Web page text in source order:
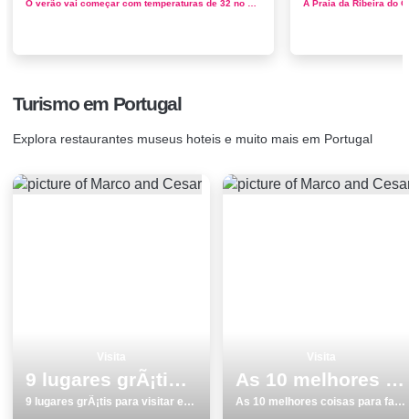
Turismo em Portugal
Explora restaurantes museus hoteis e muito mais em Portugal
9 lugares grÃ¡tis para visitar emÂ Lagoa
9 lugares grÃ¡tis para visitar emÂ Lagoa
As 10 melhores coisas para fazer no inverno em Vila do Bispo
As 10 melhores coisas para fazer no inverno em Vila do Bispo